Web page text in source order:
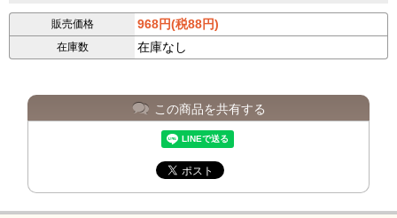
販売価格 968円(税88円)
在庫数 在庫なし
この商品を共有する